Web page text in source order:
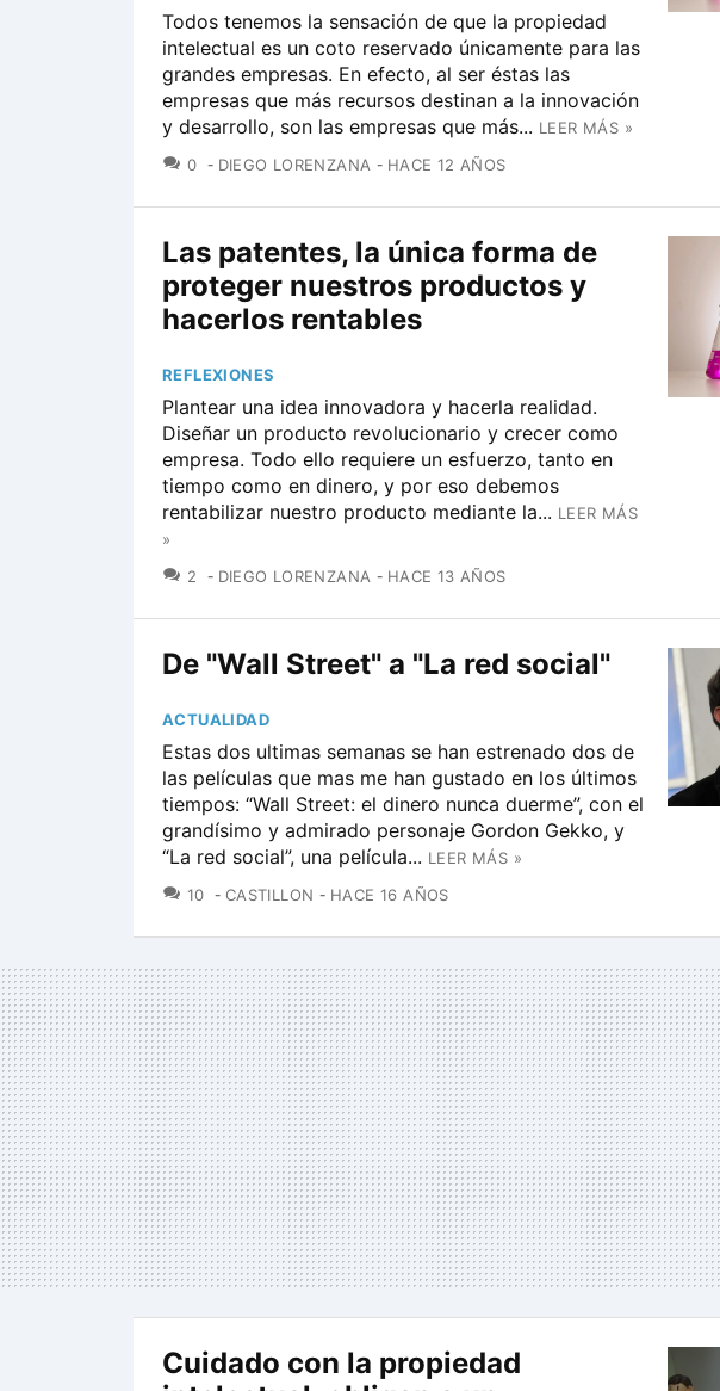
Todos tenemos la sensación de que la propiedad
intelectual es un coto reservado únicamente para las
grandes empresas. En efecto, al ser éstas las
empresas que más recursos destinan a la innovación
y desarrollo, son las empresas que más... LEER MÁS »
0 COMENTARIOS
DIEGO LORENZANA HACE 12 AÑOS
Las patentes, la única forma de
proteger nuestros productos y
hacerlos rentables
REFLEXIONES
Plantear una idea innovadora y hacerla realidad.
Diseñar un producto revolucionario y crecer como
empresa. Todo ello requiere un esfuerzo, tanto en
tiempo como en dinero, y por eso debemos
rentabilizar nuestro producto mediante la... LEER MÁS
»
2
COMENTARIOS
DIEGO LORENZANA HACE 13 AÑOS
De "Wall Street" a "La red social"
ACTUALIDAD
Estas dos ultimas semanas se han estrenado dos de
las películas que mas me han gustado en los últimos
tiempos: “Wall Street: el dinero nunca duerme”, con el
grandísimo y admirado personaje Gordon Gekko, y
“La red social”, una película... LEER MÁS »
10 COMENTARIOS
CASTILLON HACE 16 AÑOS
Cuidado con la propiedad